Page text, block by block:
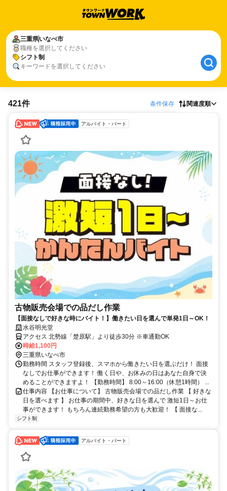
三重県いなべ市
職種を選択してください
シフト制
キーワードを選択してください
421件 条件保存 関連度順
アルバイト・パート
古物販売会場での品だし作業
【面接なしで好きな時にバイト！】働きたい日を選んで単発1日～OK！
水谷明光堂
アクセス 北勢線「楚原駅」より徒歩30分 ※車通勤OK
時給1,100円
三重県いなべ市
勤務時間 スタッフ登録後、スマホから働きたい日を選ぶだけ！ 面接
なしでお仕事ができます！ 働く日や、お休みの日はあなた自身で決
めることができますよ！ 【勤務時間】 8:00～16:00（休憩1時間） ...
仕事内容 【お仕事について】 古物販売会場での品だし作業 【 好きな
日を選べます 】 お仕事の期間中、好きな日を選んで 激短1日～お仕
事ができます！ もちろん連続勤務希望の方も大歓迎！ 【 面接な...
シフト制
アルバイト・パート